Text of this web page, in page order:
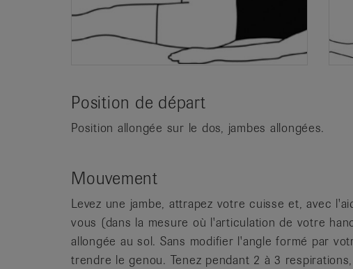
Position de départ
Position allongée sur le dos, jambes allongées.
Mouvement
Levez une jambe, attrapez votre cuisse et, avec
vous (dans la mesure où l'articulation de votre
allongée au sol. Sans modifier l'angle formé par
trendre le genou. Tenez pendant 2 à 3